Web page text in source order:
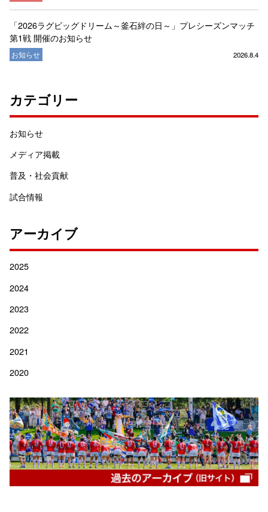
「2026ラグビッグドリーム～釜石絆の日～」プレシーズンマッチ
第1戦 開催のお知らせ
お知らせ 2026.8.4
カテゴリー
お知らせ
メディア掲載
普及・社会貢献
試合情報
アーカイブ
2025
2024
2023
2022
2021
2020